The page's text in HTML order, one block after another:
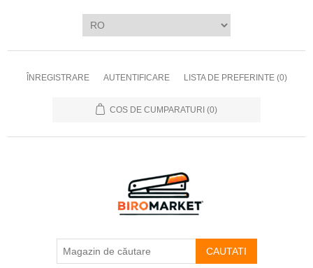
ÎNREGISTRARE AUTENTIFICARE LISTA DE PREFERINTE (0)
COS DE CUMPARATURI (0)
CAUTATI